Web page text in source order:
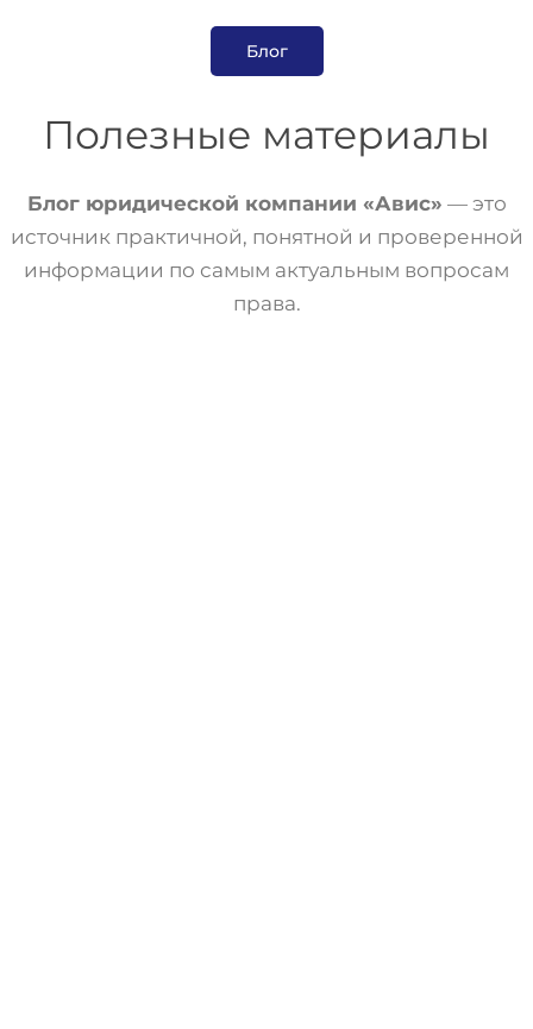
Блог
Полезные материалы
Блог юридической компании «Авис» — это
источник практичной, понятной и проверенной
информации по самым актуальным вопросам
права.